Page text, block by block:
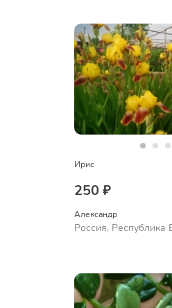
Ирис
250 ₽
Александр
Россия, Республика